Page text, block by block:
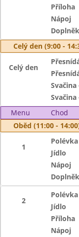
Příloha
Nápoj
Doplněk
Celý den (9:00 -
Celý den
Menu
Chod
Oběd (11:00 -
1
Polévka
Jídlo
Nápoj
Doplněk
2
Polévka
Jídlo
Příloha
Nápoj